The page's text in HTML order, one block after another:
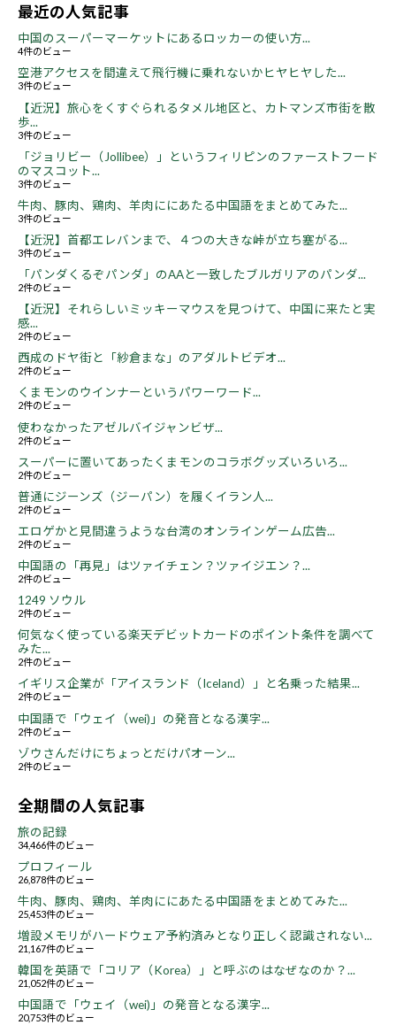
最近の人気記事
中国のスーパーマーケットにあるロッカーの使い方...
4件のビュー
空港アクセスを間違えて飛行機に乗れないかヒヤヒヤした...
3件のビュー
【近況】旅心をくすぐられるタメル地区と、カトマンズ市街を散
歩...
3件のビュー
「ジョリビー（Jollibee）」というフィリピンのファーストフード
のマスコット...
3件のビュー
牛肉、豚肉、鶏肉、羊肉ににあたる中国語をまとめてみた...
3件のビュー
【近況】首都エレバンまで、４つの大きな峠が立ち塞がる...
3件のビュー
「パンダくるぞパンダ」のAAと一致したブルガリアのパンダ...
2件のビュー
【近況】それらしいミッキーマウスを見つけて、中国に来たと実
感...
2件のビュー
西成のドヤ街と「紗倉まな」のアダルトビデオ...
2件のビュー
くまモンのウインナーというパワーワード...
2件のビュー
使わなかったアゼルバイジャンビザ...
2件のビュー
スーパーに置いてあったくまモンのコラボグッズいろいろ...
2件のビュー
普通にジーンズ（ジーパン）を履くイラン人...
2件のビュー
エロゲかと見間違うような台湾のオンラインゲーム広告...
2件のビュー
中国語の「再見」はツァイチェン？ツァイジエン？...
2件のビュー
1249 ソウル
2件のビュー
何気なく使っている楽天デビットカードのポイント条件を調べて
みた...
2件のビュー
イギリス企業が「アイスランド（Iceland）」と名乗った結果...
2件のビュー
中国語で「ウェイ（wei)」の発音となる漢字...
2件のビュー
ゾウさんだけにちょっとだけパオーン...
2件のビュー
全期間の人気記事
旅の記録
34,466件のビュー
プロフィール
26,878件のビュー
牛肉、豚肉、鶏肉、羊肉ににあたる中国語をまとめてみた...
25,453件のビュー
増設メモリがハードウェア予約済みとなり正しく認識されない...
21,167件のビュー
韓国を英語で「コリア（Korea）」と呼ぶのはなぜなのか？...
21,052件のビュー
中国語で「ウェイ（wei)」の発音となる漢字...
20,753件のビュー